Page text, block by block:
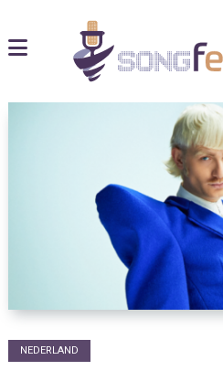
NEDERLAND